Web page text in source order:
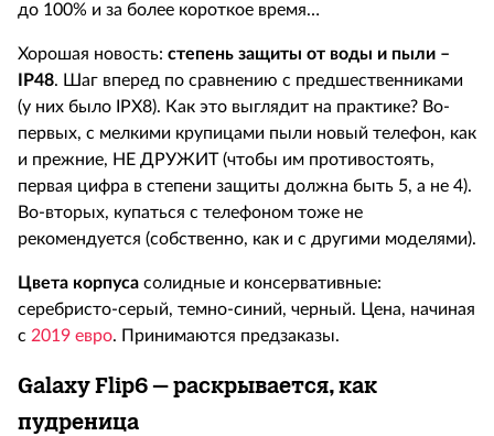
до 100% и за более короткое время…
Хорошая новость: степень защиты от воды и пыли –
IP48. Шаг вперед по сравнению с предшественниками
(у них было IPX8). Как это выглядит на практике? Во-
первых, с мелкими крупицами пыли новый телефон, как
и прежние, НЕ ДРУЖИТ (чтобы им противостоять,
первая цифра в степени защиты должна быть 5, а не 4).
Во-вторых, купаться с телефоном тоже не
рекомендуется (собственно, как и с другими моделями).
Цвета корпуса солидные и консервативные:
серебристо-серый, темно-синий, черный. Цена, начиная
с 2019 евро. Принимаются предзаказы.
Galaxy Flip6 – раскрывается, как
пудреница